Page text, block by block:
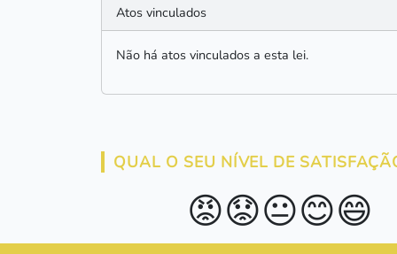
Atos vinculados
Não há atos vinculados a esta lei.
QUAL O SEU NÍVEL DE
😡😟😐😊😄